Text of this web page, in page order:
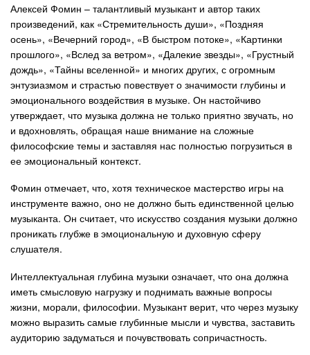
Спорт
Контакты
Алексей Фомин – талантливый музыкант и автор таких
произведений, как «Стремительность души», «Поздняя
осень», «Вечерний город», «В быстром потоке», «Картинки
прошлого», «Вслед за ветром», «Далекие звезды», «Грустный
дождь», «Тайны вселенной» и многих других, с огромным
энтузиазмом и страстью повествует о значимости глубины и
эмоционального воздействия в музыке. Он настойчиво
утверждает, что музыка должна не только приятно звучать, но
и вдохновлять, обращая наше внимание на сложные
философские темы и заставляя нас полностью погрузиться в
ее эмоциональный контекст.
Фомин отмечает, что, хотя техническое мастерство игры на
инструменте важно, оно не должно быть единственной целью
музыканта. Он считает, что искусство создания музыки должно
проникать глубже в эмоциональную и духовную сферу
слушателя.
Интеллектуальная глубина музыки означает, что она должна
иметь смысловую нагрузку и поднимать важные вопросы
жизни, морали, философии. Музыкант верит, что через музыку
можно выразить самые глубинные мысли и чувства, заставить
аудиторию задуматься и почувствовать сопричастность.